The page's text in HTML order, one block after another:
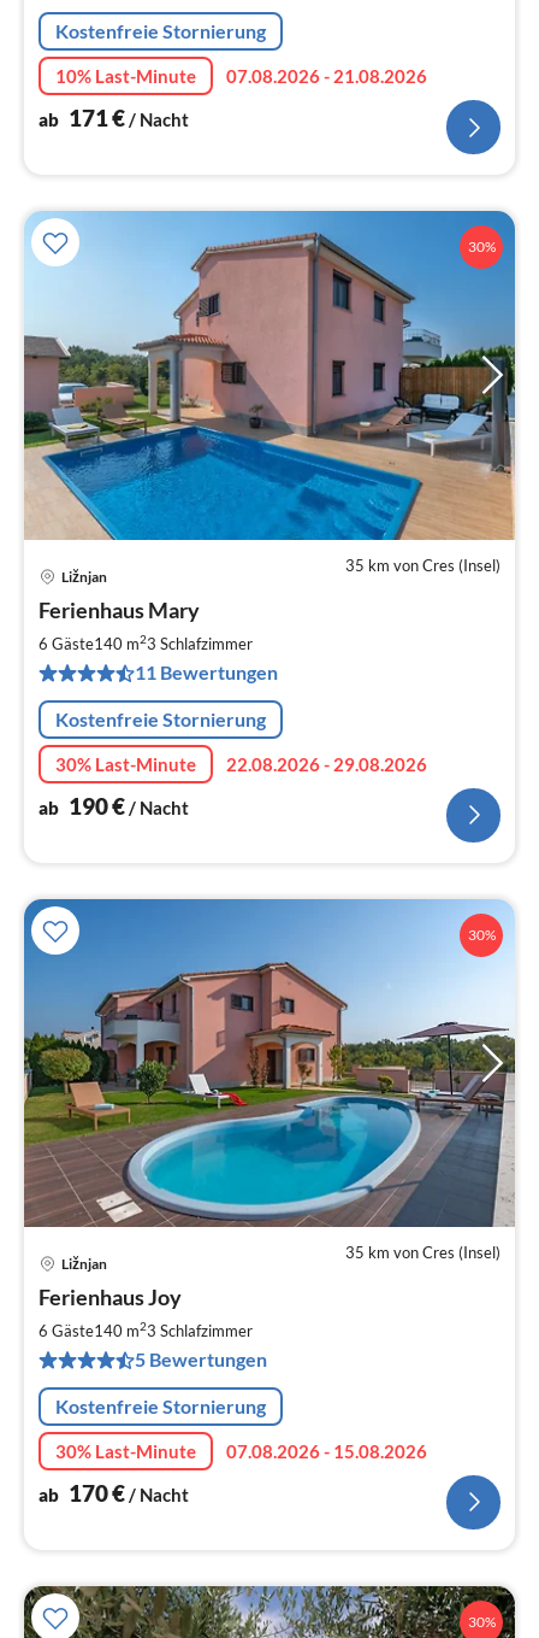
Kostenfreie Stornierung
10% Last-Minute
07.08.2026 - 21.08.2026
ab 171€/ Nacht
30%
35 km von Cres (Insel)
Ližnjan
Ferienhaus Mary
6 Gäste140 m23 Schlafzimmer
11 Bewertungen
Kostenfreie Stornierung
30% Last-Minute
22.08.2026 - 29.08.2026
ab 190€/ Nacht
30%
35 km von Cres (Insel)
Ližnjan
Ferienhaus Joy
6 Gäste140 m23 Schlafzimmer
5 Bewertungen
Kostenfreie Stornierung
30% Last-Minute
07.08.2026 - 15.08.2026
ab 170€/ Nacht
30%